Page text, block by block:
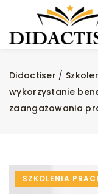
Didactiser /
wykorzystanie
zaangażowania
SZKOLENIA